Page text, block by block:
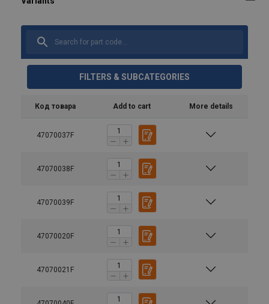
FILTERS & SUBCATEGORIES
Код товара Add to cart More details
47070037F
47070038F
47070039F
47070020F
47070021F